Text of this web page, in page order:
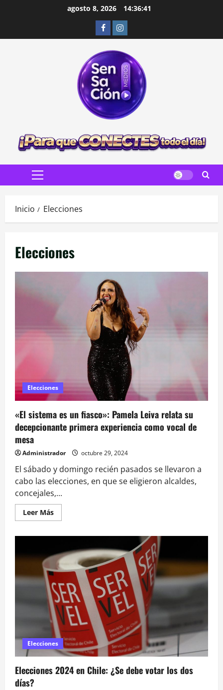
agosto 8, 2026 14:36:42
FacebookInstagram
Menú
Inicio Elecciones
Elecciones
Elecciones
«El sistema es un fiasco»: Pamela Leiva relata su
decepcionante primera experiencia como vocal de
mesa
Administrador octubre 29, 2024
El sábado y domingo recién pasados se llevaron a
cabo las elecciones, en que se eligieron alcaldes,
concejales,...
Leer MásLeer
más
es
un
fiasco»:
Pamela
Leiva
relata
su
decepcionante
primera
experiencia
como
vocal
de
mesa
Elecciones
Elecciones 2024 en Chile: ¿Se debe votar los dos
días?